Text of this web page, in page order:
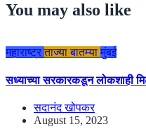
You may also like
महाराष्ट्र ताज्या बातम्या मुंबई
सध्याच्या सरकारकडून लोकशाही
सदानंद खोपकर
August 15, 2023